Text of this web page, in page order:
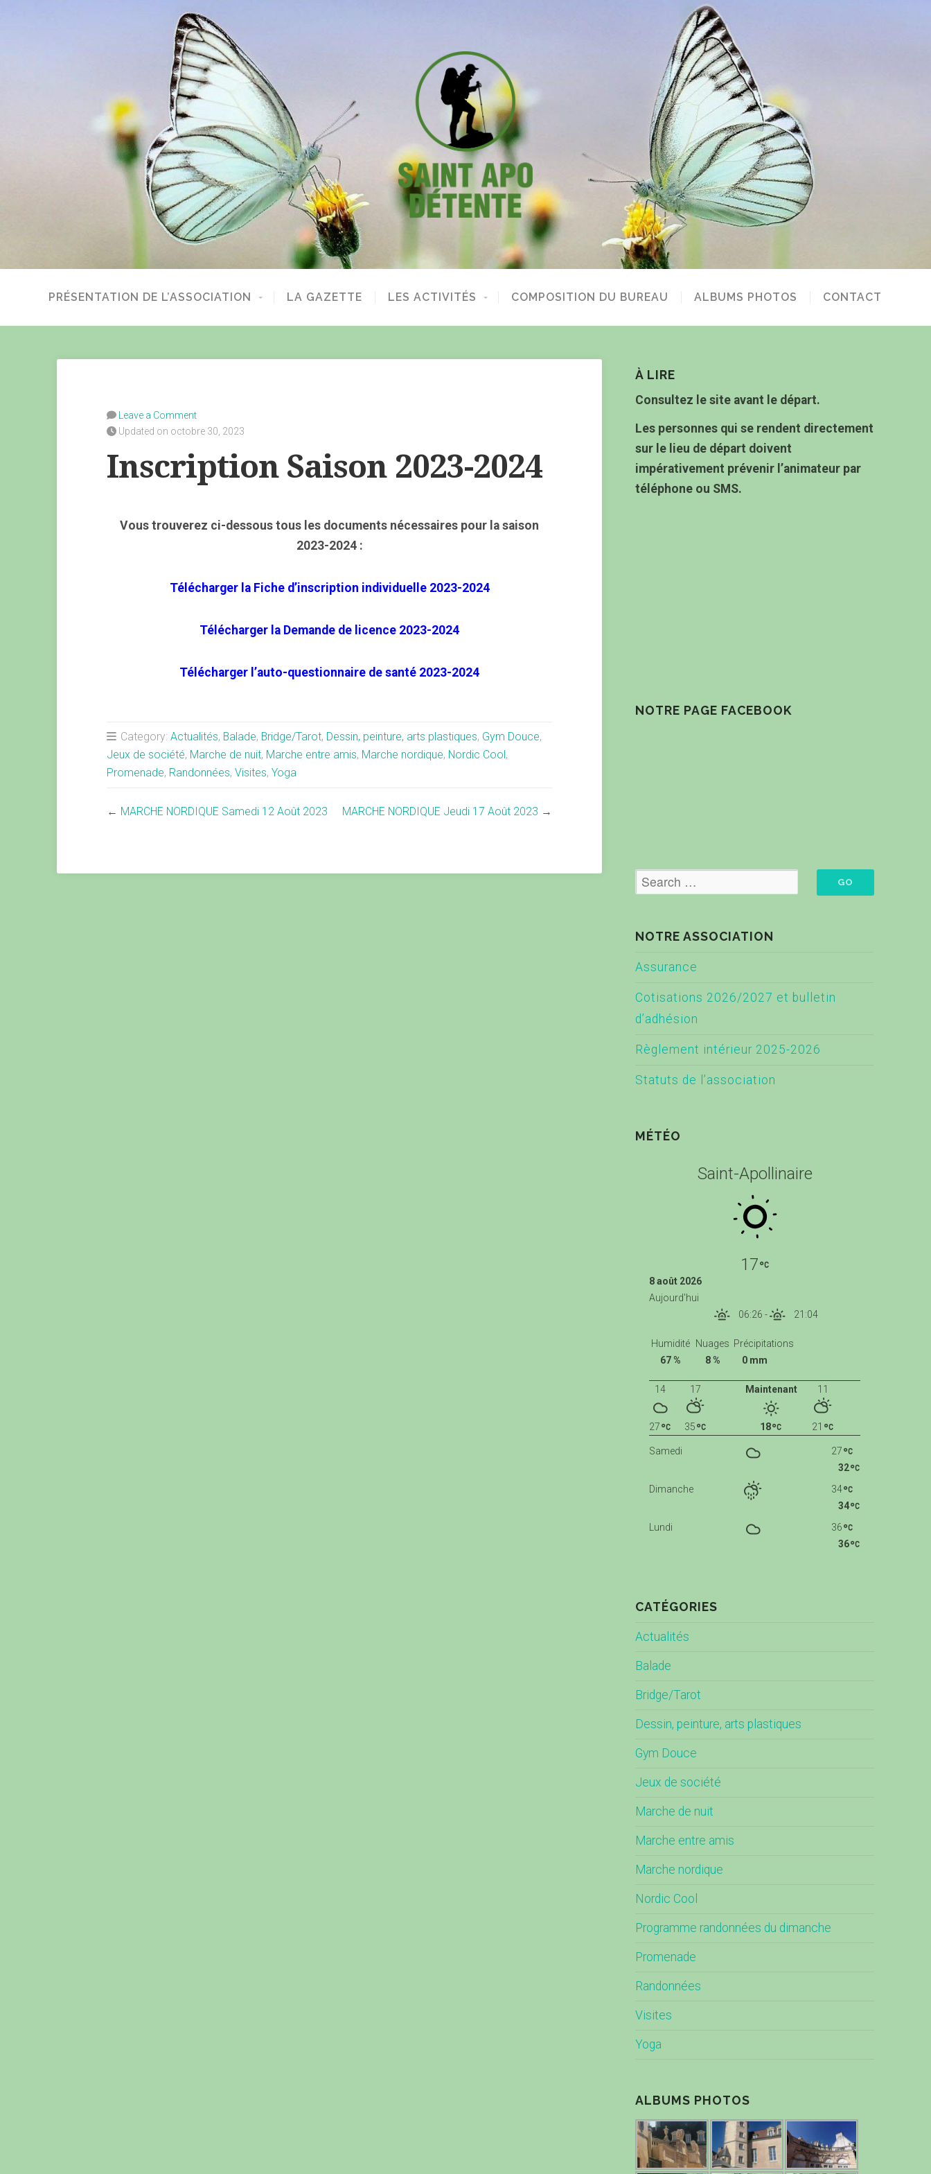
PRÉSENTATION DE L’ASSOCIATION LA GAZETTE LES ACTIVITÉS COMPOSITION DU BUREAU ALBUMS PHOTOS CONTACT
Leave a Comment
Updated on octobre 30, 2023
Inscription Saison 2023-2024
Vous trouverez ci-dessous tous les documents nécessaires pour la saison
2023-2024 :
Télécharger la Fiche d’inscription individuelle 2023-2024
Télécharger la Demande de licence 2023-2024
Télécharger l’auto-questionnaire de santé 2023-2024
Category: Actualités, Balade, Bridge/Tarot, Dessin, peinture, arts plastiques, Gym Douce,
Jeux de société, Marche de nuit, Marche entre amis, Marche nordique, Nordic Cool,
Promenade, Randonnées, Visites, Yoga
← MARCHE NORDIQUE Samedi 12 Août 2023 MARCHE NORDIQUE Jeudi 17 Août 2023 →
À LIRE
Consultez le site avant le départ.
Les personnes qui se rendent directement
sur le lieu de départ doivent
impérativement prévenir l’animateur par
téléphone ou SMS.
NOTRE PAGE FACEBOOK
NOTRE ASSOCIATION
Assurance
Cotisations 2026/2027 et bulletin
d’adhésion
Règlement intérieur 2025-2026
Statuts de l’association
MÉTÉO
Saint-Apollinaire
17
8 août 2026
Aujourd'hui
06:26 - 21:04
Humidité
67 %
Nuages
8 %
Précipitations
0 mm
Maintenant
18
11
21
14
27
17
35
Samedi
27
32
Dimanche
34
34
Lundi
36
36
CATÉGORIES
Actualités
Balade
Bridge/Tarot
Dessin, peinture, arts plastiques
Gym Douce
Jeux de société
Marche de nuit
Marche entre amis
Marche nordique
Nordic Cool
Programme randonnées du dimanche
Promenade
Randonnées
Visites
Yoga
ALBUMS PHOTOS